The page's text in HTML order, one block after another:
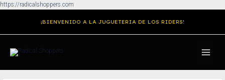
https://radicalshoppers.com
contenido
¡BIENVENIDO A LA JUGUETERIA DE LOS RIDERS!
MENU